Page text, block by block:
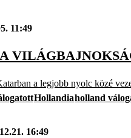
11:49
a legjobb nyolc közé
Hollandiaholland
16:49